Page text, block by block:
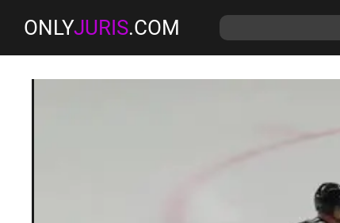
ONLYJURIS.COM